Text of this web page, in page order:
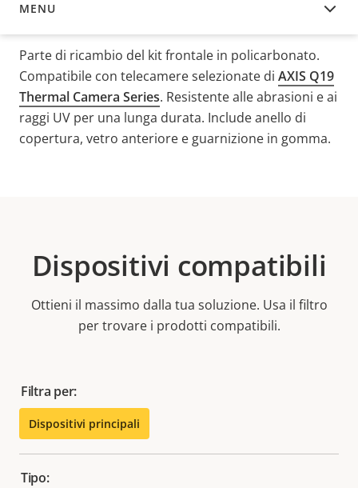
MENU
PANORAMICA
Parte di ricambio del kit frontale in policarbonato.
Compatibile con telecamere selezionate di AXIS Q19
Thermal Camera Series. Resistente alle abrasioni e ai
raggi UV per una lunga durata. Include anello di
copertura, vetro anteriore e guarnizione in gomma.
Dispositivi compatibili
Ottieni il massimo dalla tua soluzione. Usa il filtro
per trovare i prodotti compatibili.
Filtra per:
Dispositivi principali
Tipo: